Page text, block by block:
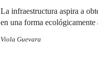
La infraestructura aspira a
en una forma ecológicamente
Viola Guevara